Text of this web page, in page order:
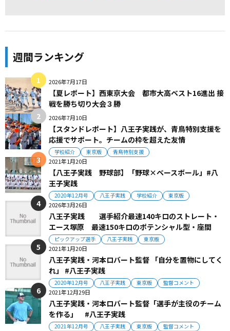
週間ランキング
2026年7月17日
【夏レポート】西東京大会 都市大高ベスト16進出 接
戦を勝ち切り大会３勝
2026年7月10日
【スタンドレポート】八王子実践が、青鳥特別支援を
応援でサポート。チームの枠を超えた友情
学校紹介 東京版 青鳥特別支援
2021年1月20日
【八王子実践 野球部】「野球×ベースボール」#八
王子実践
2020年12月号 八王子実践 学校紹介 東京版
2026年3月26日
八王子実践 選手紹介最速140キロのストレート・
エース塚原 最速150キロのポテンシャル型・座間
ピックアップ選手 八王子実践 東京版
2021年1月20日
八王子実践・河本ロバート監督 「自分を置物にしてく
れ」 #八王子実践
2020年12月号 八王子実践 東京版 監督コメント
2021年12月29日
八王子実践・河本ロバート監督「選手が主役のチーム
を作る」 #八王子実践
2021年12月号 八王子実践 東京版 監督コメント